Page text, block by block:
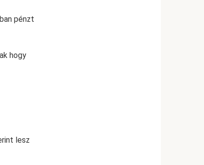
pénzt
hogy
lesz